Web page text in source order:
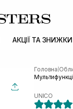
АКЦІЇ ТА ЗНИЖКИ
Головна
UNICO